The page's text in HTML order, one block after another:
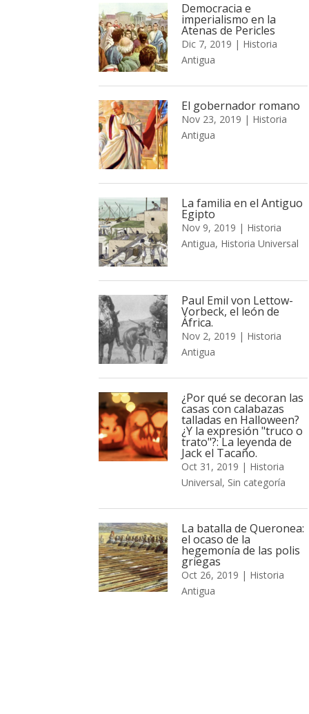
Democracia e
imperialismo en la
Atenas de Pericles
Dic 7, 2019 | Historia
Antigua
El gobernador romano
Nov 23, 2019 | Historia
Antigua
La familia en el Antiguo
Egipto
Nov 9, 2019 | Historia
Antigua, Historia Universal
Paul Emil von Lettow-
Vorbeck, el león de
África.
Nov 2, 2019 | Historia
Antigua
¿Por qué se decoran las
casas con calabazas
talladas en Halloween?
¿Y la expresión "truco o
trato"?: La leyenda de
Jack el Tacaño.
Oct 31, 2019 | Historia
Universal, Sin categoría
La batalla de Queronea:
el ocaso de la
hegemonía de las polis
griegas
Oct 26, 2019 | Historia
Antigua